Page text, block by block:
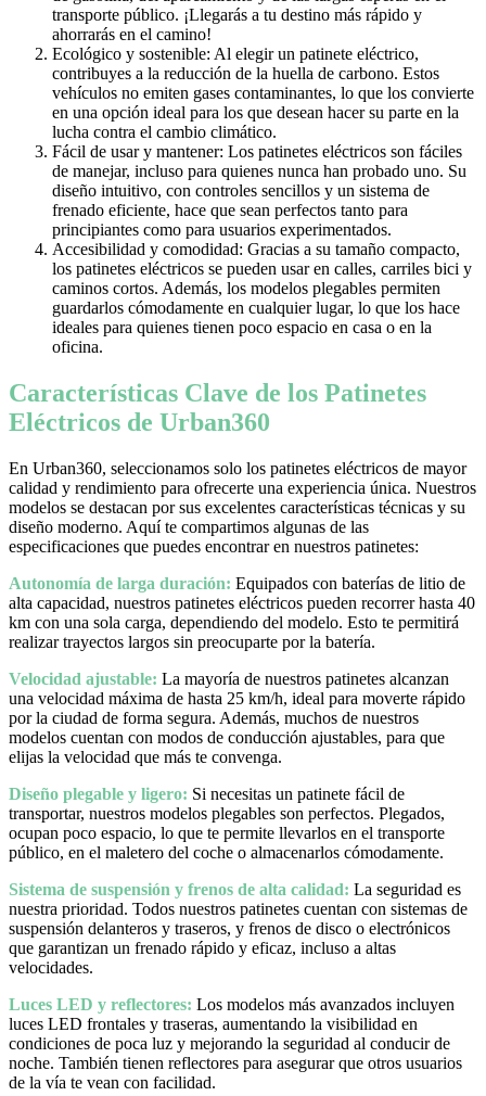
transporte público. ¡Llegarás a tu destino más rápido y
ahorrarás en el camino!
Ecológico y sostenible: Al elegir un patinete eléctrico,
contribuyes a la reducción de la huella de carbono. Estos
vehículos no emiten gases contaminantes, lo que los convierte
en una opción ideal para los que desean hacer su parte en la
lucha contra el cambio climático.
Fácil de usar y mantener: Los patinetes eléctricos son fáciles
de manejar, incluso para quienes nunca han probado uno. Su
diseño intuitivo, con controles sencillos y un sistema de
frenado eficiente, hace que sean perfectos tanto para
principiantes como para usuarios experimentados.
Accesibilidad y comodidad: Gracias a su tamaño compacto,
los patinetes eléctricos se pueden usar en calles, carriles bici y
caminos cortos. Además, los modelos plegables permiten
guardarlos cómodamente en cualquier lugar, lo que los hace
ideales para quienes tienen poco espacio en casa o en la
oficina.
Características Clave de los Patinetes
Eléctricos de Urban360
En Urban360, seleccionamos solo los patinetes eléctricos de mayor
calidad y rendimiento para ofrecerte una experiencia única. Nuestros
modelos se destacan por sus excelentes características técnicas y su
diseño moderno. Aquí te compartimos algunas de las
especificaciones que puedes encontrar en nuestros patinetes:
Autonomía de larga duración: Equipados con baterías de litio de
alta capacidad, nuestros patinetes eléctricos pueden recorrer hasta 40
km con una sola carga, dependiendo del modelo. Esto te permitirá
realizar trayectos largos sin preocuparte por la batería.
Velocidad ajustable: La mayoría de nuestros patinetes alcanzan
una velocidad máxima de hasta 25 km/h, ideal para moverte rápido
por la ciudad de forma segura. Además, muchos de nuestros
modelos cuentan con modos de conducción ajustables, para que
elijas la velocidad que más te convenga.
Diseño plegable y ligero: Si necesitas un patinete fácil de
transportar, nuestros modelos plegables son perfectos. Plegados,
ocupan poco espacio, lo que te permite llevarlos en el transporte
público, en el maletero del coche o almacenarlos cómodamente.
Sistema de suspensión y frenos de alta calidad: La seguridad es
nuestra prioridad. Todos nuestros patinetes cuentan con sistemas de
suspensión delanteros y traseros, y frenos de disco o electrónicos
que garantizan un frenado rápido y eficaz, incluso a altas
velocidades.
Luces LED y reflectores: Los modelos más avanzados incluyen
luces LED frontales y traseras, aumentando la visibilidad en
condiciones de poca luz y mejorando la seguridad al conducir de
noche. También tienen reflectores para asegurar que otros usuarios
de la vía te vean con facilidad.